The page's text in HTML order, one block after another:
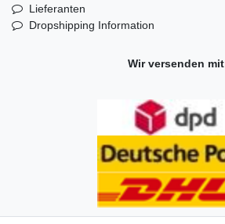
Lieferanten
Dropshipping Information
Wir versenden mit